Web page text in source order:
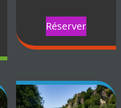
Réserver